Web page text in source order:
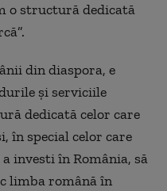
o structură dedicată
din diaspora, e
și serviciile
dedicată celor care
în special celor care
investi în România, să
limba română în